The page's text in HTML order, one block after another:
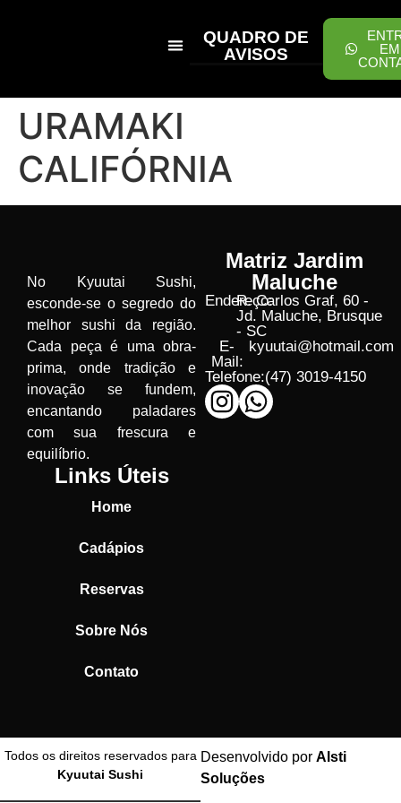
QUADRO DE
AVISOS
EM
URAMAKI
CALIFÓRNIA
No Kyuutai Sushi,
esconde-se o segredo do
melhor sushi da região.
Cada peça é uma obra-
prima, onde tradição e
inovação se fundem,
encantando paladares
com sua frescura e
equilíbrio.
Links Úteis
Home
Cadápios
Reservas
Sobre Nós
Contato
Matriz Jardim
Maluche
Endereço:
R. Carlos Graf, 60 -
Jd. Maluche, Brusque
- SC
E-
Mail:
kyuutai@hotmail.com
Telefone:(47) 3019-4150
Todos os direitos reservados para
Kyuutai Sushi
Desenvolvido por Alsti
Soluções